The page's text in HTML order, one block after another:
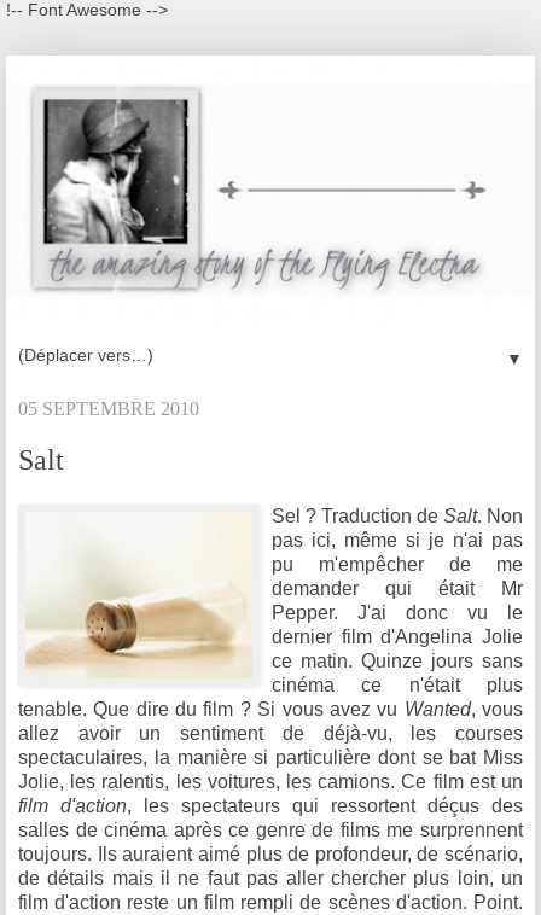
!-- Font Awesome -->
▼
05 SEPTEMBRE 2010
Salt
Sel ? Traduction de Salt. Non
pas ici, même si je n'ai pas
pu m'empêcher de me
demander qui était Mr
Pepper. J'ai donc vu le
dernier film d'Angelina Jolie
ce matin. Quinze jours sans
cinéma ce n'était plus
tenable. Que dire du film ? Si vous avez vu Wanted, vous
allez avoir un sentiment de déjà-vu, les courses
spectaculaires, la manière si particulière dont se bat Miss
Jolie, les ralentis, les voitures, les camions. Ce film est un
film d'action, les spectateurs qui ressortent déçus des
salles de cinéma après ce genre de films me surprennent
toujours. Ils auraient aimé plus de profondeur, de scénario,
de détails mais il ne faut pas aller chercher plus loin, un
film d'action reste un film rempli de scènes d'action. Point.